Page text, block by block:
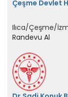
Dr.Sadi Konuk
Araştırma
Zuhuratbaba/
Randevu Al